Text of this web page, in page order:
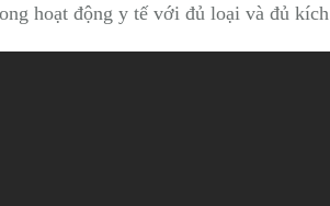
hoạt động y tế với đủ loại và đủ